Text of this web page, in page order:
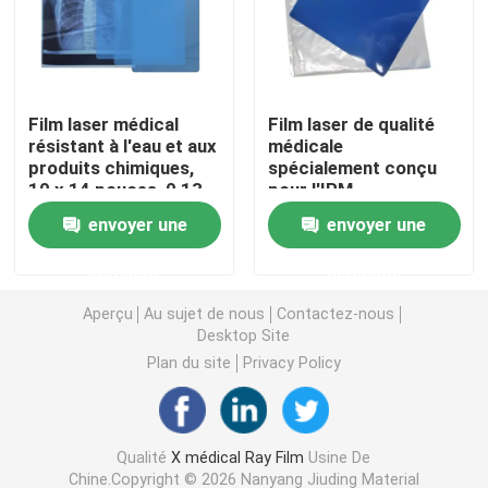
Laser X Ray Film
Film sec médical
Film de rayon de l'ANIMAL FAMILIER X
papier de photo de rc
Film de transfert de chaleur
film thermique médical
Film laser médical
résistant à l'eau et aux
produits chimiques,
10 x 14 pouces, 0,13
mm, adapté à une
utilisation dans des
environnements
envoyer une
Film laser de qualité
médicale
spécialement conçu
pour l'IRM
fonctionnelle, 12x16in,
0,14mm, capture des
activités cérébrales
envoyer une
Aperçu Au sujet de nous
Contactez-nous
Desktop Site
Plan du site
Privacy Policy
QualitéX médical Ray Film Usine De
Chine.Copyright © 2026 Nanyang Jiuding Material